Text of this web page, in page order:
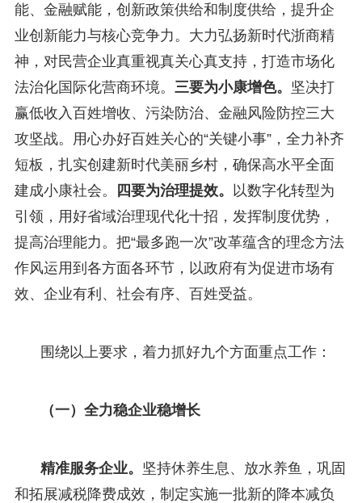
能、金融赋能，创新政策供给和制度供给，提升企
业创新能力与核心竞争力。大力弘扬新时代浙商精
神，对民营企业真重视真关心真支持，打造市场化
法治化国际化营商环境。 三要为小康增色。 坚决打
赢低收入百姓增收、污染防治、金融风险防控三大
攻坚战。用心办好百姓关心的“关键小事”，全力补齐
短板，扎实创建新时代美丽乡村，确保高水平全面
建成小康社会。
四要为治理提效。
以数字化转型为
引领，用好省域治理现代化十招，发挥制度优势，
提高治理能力。把“最多跑一次”改革蕴含的理念方法
作风运用到各方面各环节，以政府有为促进市场有
效、企业有利、社会有序、百姓受益。
围绕以上要求，着力抓好九个方面重点工作：
（一）全力稳企业稳增长
精准服务企业。 坚持休养生息、放水养鱼，巩固
和拓展减税降费成效，制定实施一批新的降本减负